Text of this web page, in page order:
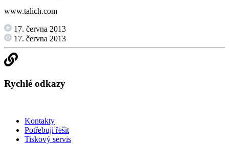
www.talich.com
17. června 2013
17. června 2013
Rychlé odkazy
Kontakty
Potřebuji řešit
Tiskový servis